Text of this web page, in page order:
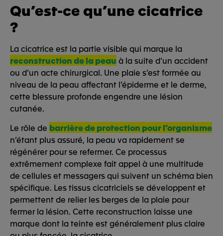
Qu’est-ce qu’une cicatrice
?
La cicatrice est la partie visible qui marque la
reconstruction de la peau à la suite d’un accident
ou d’un acte chirurgical. Une plaie s’est formée au
niveau de la peau affectant l’épiderme et le derme,
cette blessure profonde engendre une lésion
cutanée.
Le rôle de barrière de protection pour l’organisme
n’étant plus assuré, la peau va rapidement se
régénérer pour se refermer. Ce processus
extrêmement complexe fait appel à une multitude
de cellules et messagers qui suivent un schéma bien
spécifique. Les tissus cicatriciels se développent et
permettent de relier les berges de la plaie pour
fermer la lésion. Cette reconstruction laisse une
marque dont la teinte est généralement plus claire